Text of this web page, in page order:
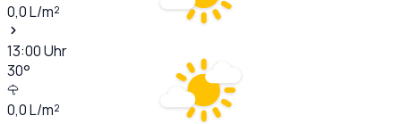
0,0L/m²
13:00Uhr
30°
0,0L/m²